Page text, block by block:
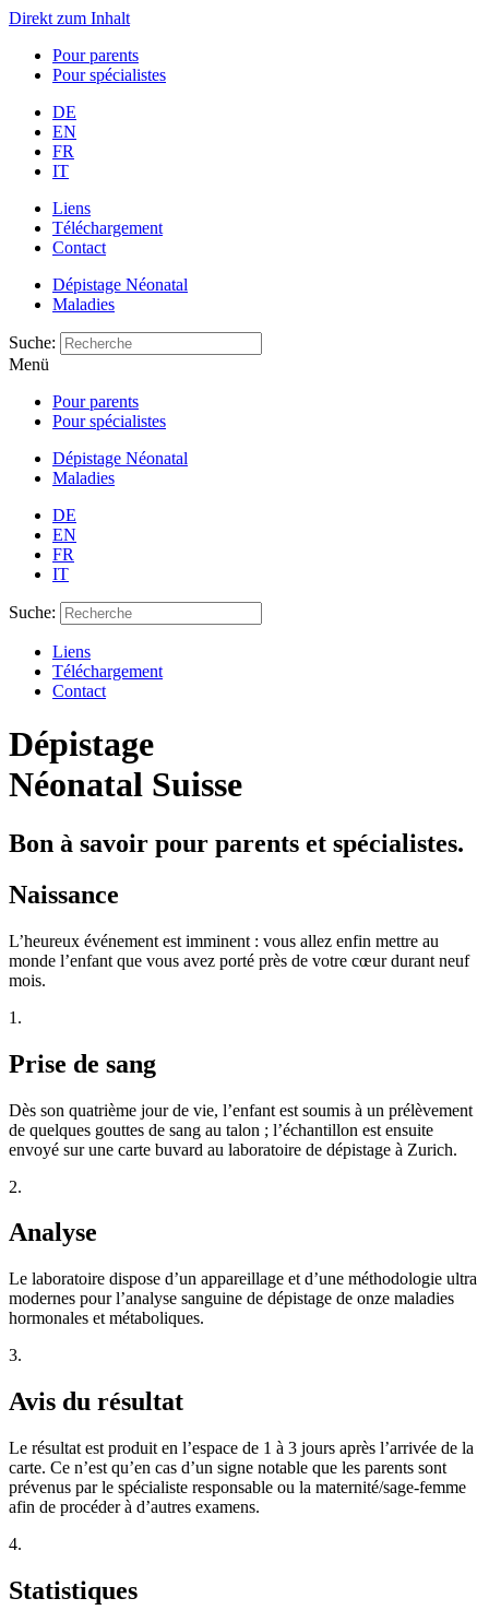
Direkt zum Inhalt
Pour parents
Pour spécialistes
DE
EN
FR
IT
Liens
Téléchargement
Contact
Dépistage Néonatal
Maladies
Suche:
Menü
Pour parents
Pour spécialistes
Dépistage Néonatal
Maladies
DE
EN
FR
IT
Suche:
Liens
Téléchargement
Contact
Dépistage
Néonatal Suisse
Bon à savoir pour parents et spécialistes.
Naissance
L’heureux événement est imminent : vous allez enfin mettre au
monde l’enfant que vous avez porté près de votre cœur durant neuf
mois.
1.
Prise de sang
Dès son quatrième jour de vie, l’enfant est soumis à un prélèvement
de quelques gouttes de sang au talon ; l’échantillon est ensuite
envoyé sur une carte buvard au laboratoire de dépistage à Zurich.
2.
Analyse
Le laboratoire dispose d’un appareillage et d’une méthodologie ultra
modernes pour l’analyse sanguine de dépistage de onze maladies
hormonales et métaboliques.
3.
Avis du résultat
Le résultat est produit en l’espace de 1 à 3 jours après l’arrivée de la
carte. Ce n’est qu’en cas d’un signe notable que les parents sont
prévenus par le spécialiste responsable ou la maternité/sage-femme
afin de procéder à d’autres examens.
4.
Statistiques